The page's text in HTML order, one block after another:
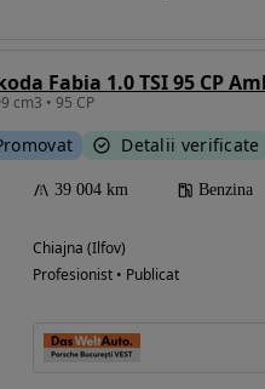
Fabia 1.0 TSI 95 CP
cm3 • 95 CP
Detalii verificate
39 004 km Benzina
Chiajna (Ilfov)
Profesionist • Publicat